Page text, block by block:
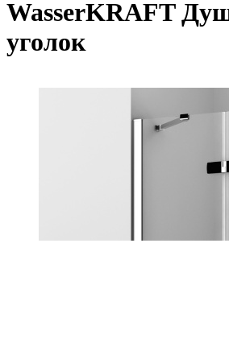
WasserKRAFT
уголок